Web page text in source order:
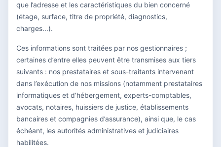
que l’adresse et les caractéristiques du bien concerné
(étage, surface, titre de propriété, diagnostics,
charges...).
Ces informations sont traitées par nos gestionnaires ;
certaines d’entre elles peuvent être transmises aux tiers
suivants : nos prestataires et sous-traitants intervenant
dans l’exécution de nos missions (notamment prestataires
informatiques et d’hébergement, experts-comptables,
avocats, notaires, huissiers de justice, établissements
bancaires et compagnies d’assurance), ainsi que, le cas
échéant, les autorités administratives et judiciaires
habilitées.